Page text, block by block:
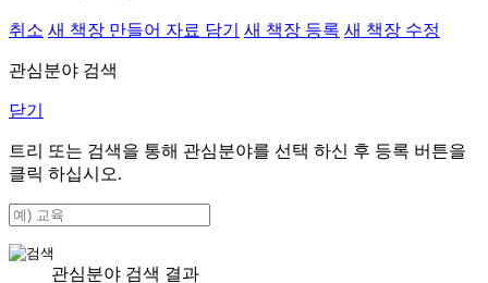
취소 새 책장 만들어 자료 담기 새 책장 등록 새 책장 수정
관심분야 검색
닫기
트리 또는 검색을 통해 관심분야를 선택 하신 후 등록 버튼을
클릭 하십시오.
관심분야 검색 결과